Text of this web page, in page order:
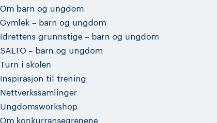
Om barn og ungdom
Gymlek – barn og ungdom
Idrettens grunnstige – barn og ungdom
SALTO – barn og ungdom
Turn i skolen
Inspirasjon til trening
Nettverkssamlinger
Ungdomsworkshop
Om konkurransegrenene